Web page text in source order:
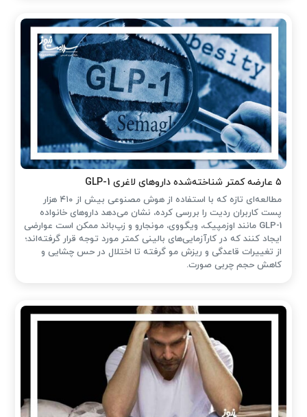
۵ عارضه کمتر شناخته‌شده داروهای لاغری GLP-1
مطالعه‌ای تازه که با استفاده از هوش مصنوعی بیش از ۴۱۰ هزار
پست کاربران ردیت را بررسی کرده، نشان می‌دهد داروهای خانواده
GLP-1 مانند اوزمپیک، ویگووی، مونجارو و زپ‌باند ممکن است عوارضی
ایجاد کنند که در کارآزمایی‌های بالینی کمتر مورد توجه قرار گرفته‌اند؛
از تغییرات قاعدگی و ریزش مو گرفته تا اختلال در حس چشایی و
کاهش حجم چربی صورت.